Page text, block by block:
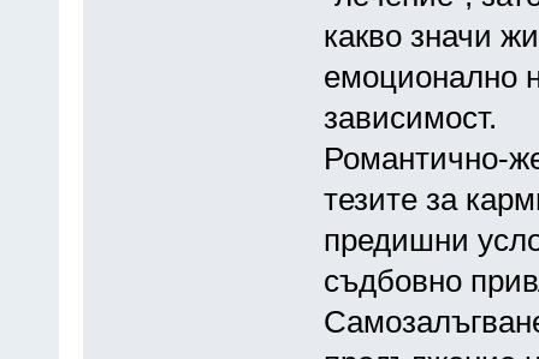
какво значи
емоционално
зависимост.
Романтично-
тезите за
предишни
съдбовно